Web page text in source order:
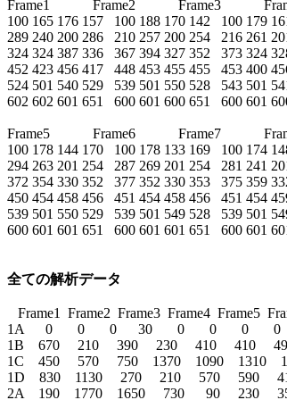
Frame1            Frame2            Frame3
100 165 176 157   100 188 170 142   100 179
289 240 200 286   210 257 200 254   216 261
324 324 387 336   367 394 327 352   373 324
452 423 456 417   448 453 455 455   453 400
524 501 540 529   539 501 550 528   543 501
602 602 601 651   600 601 600 651   600 601
Frame5            Frame6            Frame7
100 178 144 170   100 178 133 169   100 174
294 263 201 254   287 269 201 254   281 241
372 354 330 352   377 352 330 353   375 359
450 454 458 456   451 454 458 456   451 454
539 501 550 529   539 501 549 528   539 501
600 601 601 651   600 601 601 651   600 601
全ての解析データ
Frame1  Frame2  Frame3  Frame4  Frame5
1A      0       0       0      30       0       0       0       0
1B    670     210     390     230     410     410
1C    450     570     750    1370    1090    1310
1D    830    1130     270     210     570     590
2A    190    1770    1650     730      90     230